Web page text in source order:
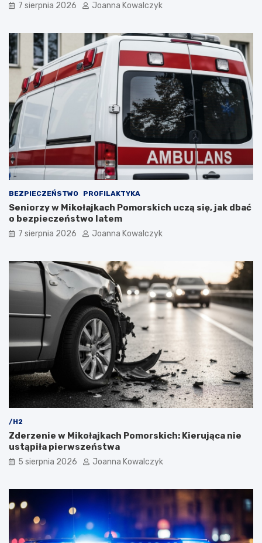
7 sierpnia 2026 Joanna Kowalczyk
BEZPIECZEŃSTWO PROFILAKTYKA
Seniorzy w Mikołajkach Pomorskich uczą się, jak dbać
o bezpieczeństwo latem
7 sierpnia 2026 Joanna Kowalczyk
/H2
Zderzenie w Mikołajkach Pomorskich: Kierująca nie
ustąpiła pierwszeństwa
5 sierpnia 2026 Joanna Kowalczyk